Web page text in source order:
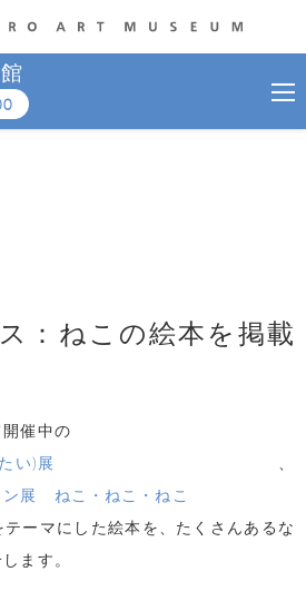
：ねこの絵本を掲載
催中の
い)展
ン展 ねこ・ねこ・ねこ
ーマにした絵本を、たくさんあるな
ます。